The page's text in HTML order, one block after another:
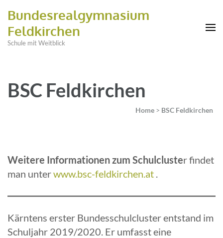
Bundesrealgymnasium
Feldkirchen
Schule mit Weitblick
BSC Feldkirchen
Home > BSC Feldkirchen
Weitere Informationen zum Schulcluster findet
man unterwww.bsc-feldkirchen.at .
Kärntens erster Bundesschulcluster entstand im
Schuljahr 2019/2020. Er umfasst eine